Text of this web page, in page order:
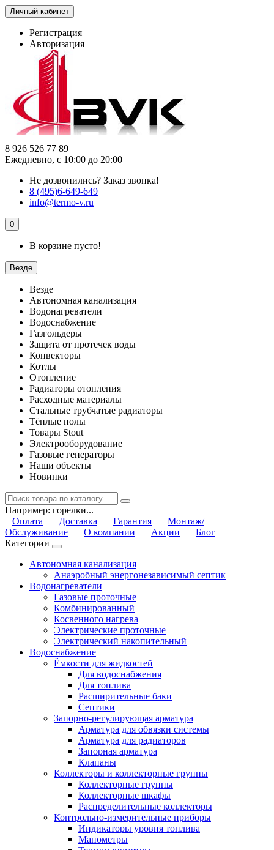
Личный кабинет
Регистрация
Авторизация
8 926 526 77 89
Ежедневно, с 10:00 до 20:00
Не дозвонились? Заказ звонка!
8 (495)6-649-649
info@termo-v.ru
0
В корзине пусто!
Везде
Везде
Автономная канализация
Водонагреватели
Водоснабжение
Газгольдеры
Защита от протечек воды
Конвекторы
Котлы
Отопление
Радиаторы отопления
Расходные материалы
Стальные трубчатые радиаторы
Тёплые полы
Товары Stout
Электрооборудование
Газовые генераторы
Наши объекты
Новинки
Например: горелки...
Оплата
Доставка Гарантия
Монтаж/
Обслуживание
О компании Акции
Блог
Категории
Автономная канализация
Анаэробный энергонезависимый септик
Водонагреватели
Газовые проточные
Комбинированный
Косвенного нагрева
Электрические проточные
Электрический накопительный
Водоснабжение
Ёмкости для жидкостей
Для водоснабжения
Для топлива
Расширительные баки
Септики
Запорно-регулирующая арматура
Арматура для обвязки системы
Арматура для радиаторов
Запорная арматура
Клапаны
Коллекторы и коллекторные группы
Коллекторные группы
Коллекторные шкафы
Распределительные коллекторы
Контрольно-измерительные приборы
Индикаторы уровня топлива
Манометры